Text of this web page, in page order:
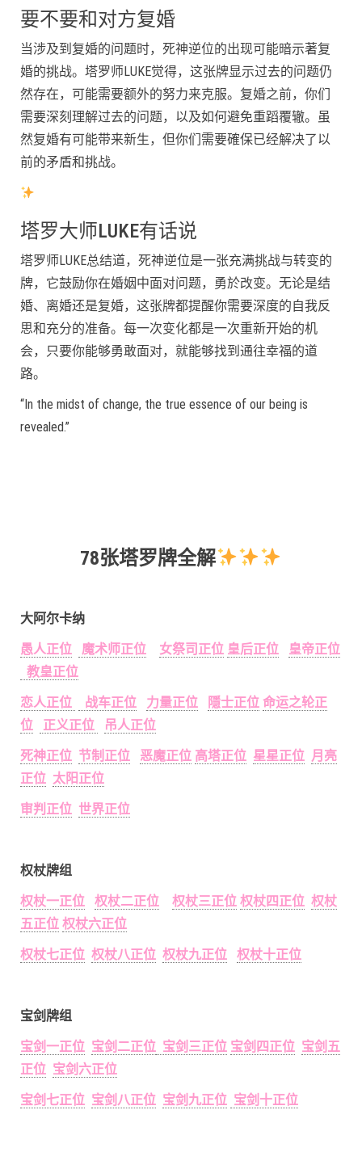
要不要和对方复婚
当涉及到复婚的问题时，死神逆位的出现可能暗示著复
婚的挑战。塔罗师LUKE觉得，这张牌显示过去的问题仍
然存在，可能需要额外的努力来克服。复婚之前，你们
需要深刻理解过去的问题，以及如何避免重蹈覆辙。虽
然复婚有可能带来新生，但你们需要確保已经解决了以
前的矛盾和挑战。
塔罗大师LUKE有话说
塔罗师LUKE总结道，死神逆位是一张充满挑战与转变的
牌，它鼓励你在婚姻中面对问题，勇於改变。无论是结
婚、离婚还是复婚，这张牌都提醒你需要深度的自我反
思和充分的准备。每一次变化都是一次重新开始的机
会，只要你能够勇敢面对，就能够找到通往幸福的道
路。
“In the midst of change, the true essence of our being is
revealed.”
78张塔罗牌全解
大阿尔卡纳
愚人正位
魔术师正位 女祭司正位 皇后正位
皇帝正位
教皇正位
恋人正位
战车正位 力量正位 隱士正位 命运之轮正
位
正义正位
吊人正位
死神正位 节制正位 恶魔正位 高塔正位 星星正位 月亮
正位 太阳正位
审判正位 世界正位
权杖牌组
权杖一正位
权杖二正位 权杖三正位 权杖四正位 权杖
五正位 权杖六正位
权杖七正位 权杖八正位 权杖九正位 权杖十正位
宝剑牌组
宝剑一正位 宝剑二正位 宝剑三正位 宝剑四正位 宝剑五
正位 宝剑六正位
宝剑七正位 宝剑八正位 宝剑九正位 宝剑十正位